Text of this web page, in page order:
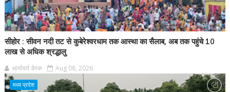
सीहोर : सीवन नदी तट से कुबेरेश्वरधाम तक आस्था का सैलाब, अब तक पहुंचे 10
लाख से अधिक श्रद्धालु
आर्यावर्त डेस्क Aug 08, 2026
मध्य प्रदेश